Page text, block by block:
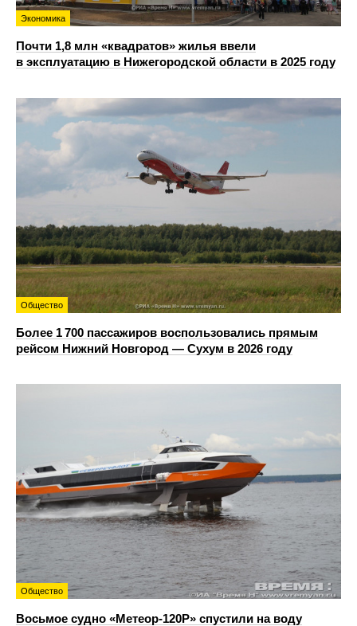
Экономика
Почти 1,8 млн «квадратов» жилья ввели
в эксплуатацию в Нижегородской области в 2025 году
Общество
Более 1 700 пассажиров воспользовались прямым
рейсом Нижний Новгород — Сухум в 2026 году
Общество
Восьмое судно «Метеор-120Р» спустили на воду